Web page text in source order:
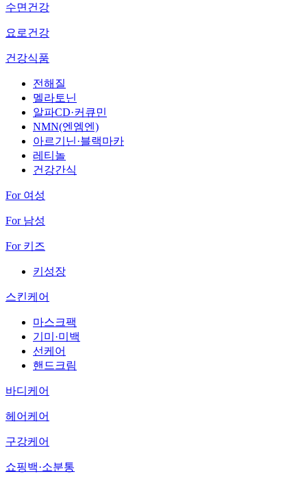
수면건강
요로건강
건강식품
전해질
멜라토닌
알파CD·커큐민
NMN(엔엠엔)
아르기닌·블랙마카
레티놀
건강간식
For 여성
For 남성
For 키즈
키성장
스킨케어
마스크팩
기미·미백
선케어
핸드크림
바디케어
헤어케어
구강케어
쇼핑백·소분통